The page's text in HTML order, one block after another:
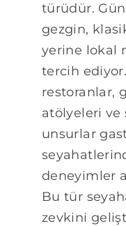
türüdür.
gezgin,
yerine lokal
tercih ediyor.
restoranlar,
atölyeleri ve
unsurlar
deneyimler
Bu tür
zevkini